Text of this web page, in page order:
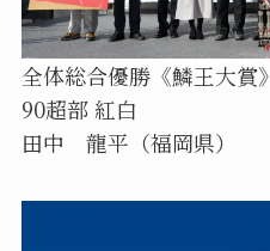
全体総合優勝《鱗王大賞》
90超部 紅白
田中 龍平（福岡県）